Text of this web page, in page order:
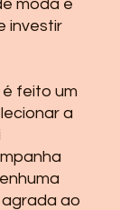
moda e
investir
é feito um
a
ao